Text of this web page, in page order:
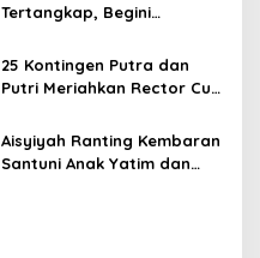
Tertangkap, Begini
25 Kontingen Putra dan
Putri Meriahkan Rector Cup
Aisyiyah Ranting Kembaran
Santuni Anak Yatim dan